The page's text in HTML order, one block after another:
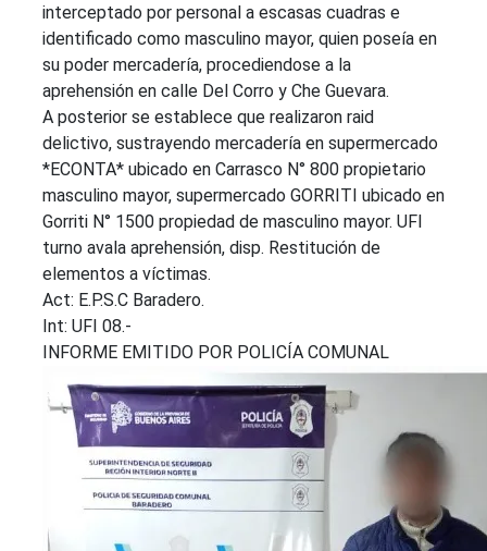
interceptado por personal a escasas cuadras e
identificado como masculino mayor, quien poseía en
su poder mercadería, procediendose a la
aprehensión en calle Del Corro y Che Guevara.
A posterior se establece que realizaron raid
delictivo, sustrayendo mercadería en supermercado
*ECONTA* ubicado en Carrasco N° 800 propietario
masculino mayor, supermercado GORRITI ubicado en
Gorriti N° 1500 propiedad de masculino mayor. UFI
turno avala aprehensión, disp. Restitución de
elementos a víctimas.
Act: E.P.S.C Baradero.
Int: UFI 08.-
INFORME EMITIDO POR POLICÍA COMUNAL